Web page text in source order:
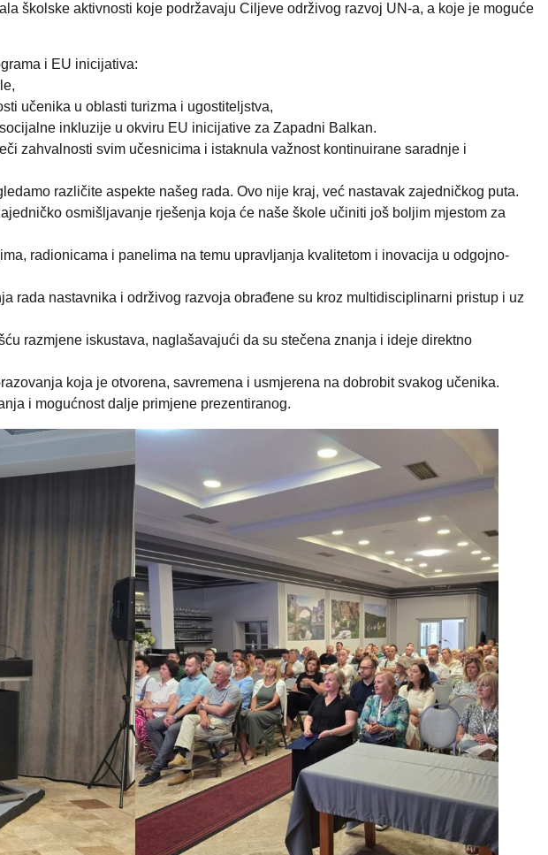
školske aktivnosti koje podržavaju Ciljeve održivog razvoj UN-a, a koje je moguće
i EU inicijativa:
učenika u oblasti turizma i ugostiteljstva,
inkluzije u okviru EU inicijative za Zapadni Balkan.
zahvalnosti svim učesnicima i istaknula važnost kontinuirane saradnje i
različite aspekte našeg rada. Ovo nije kraj, već nastavak zajedničkog puta.
osmišljavanje rješenja koja će naše škole učiniti još boljim mjestom za
radionicama i panelima na temu upravljanja kvalitetom i inovacija u odgojno-
rada nastavnika i održivog razvoja obrađene su kroz multidisciplinarni pristup i uz
razmjene iskustava, naglašavajući da su stečena znanja i ideje direktno
koja je otvorena, savremena i usmjerena na dobrobit svakog učenika.
i mogućnost dalje primjene prezentiranog.